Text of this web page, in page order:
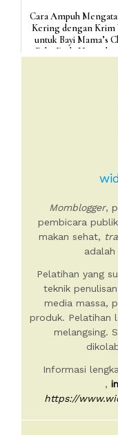
Cara Ampuh
Kering dengan Krim
untuk Bayi Mama’s
Baby Daily
Momblogger,
pembicara
makan sehat,
Pelatihan yang
teknik
media massa,
produk. Pelatihan
melangsing.
Informasi
,
https://